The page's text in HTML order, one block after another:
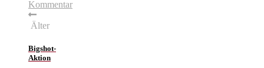
Kommentar
Älter
Bigshot-
Aktion